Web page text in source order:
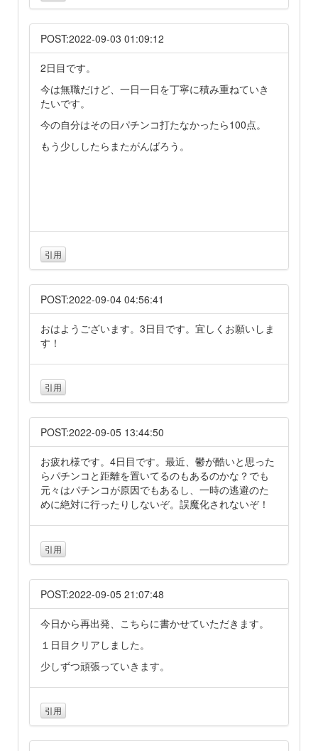
POST:2022-09-03 01:09:12
2日目です。
今は無職だけど、一日一日を丁寧に積み重ねていき
たいです。
今の自分はその日パチンコ打たなかったら100点。
もう少ししたらまたがんばろう。
引用
POST:2022-09-04 04:56:41
おはようございます。3日目です。宜しくお願いしま
す！
引用
POST:2022-09-05 13:44:50
お疲れ様です。4日目です。最近、鬱が酷いと思った
らパチンコと距離を置いてるのもあるのかな？でも
元々はパチンコが原因でもあるし、一時の逃避のた
めに絶対に行ったりしないぞ。誤魔化されないぞ！
引用
POST:2022-09-05 21:07:48
今日から再出発、こちらに書かせていただきます。
１日目クリアしました。
少しずつ頑張っていきます。
引用